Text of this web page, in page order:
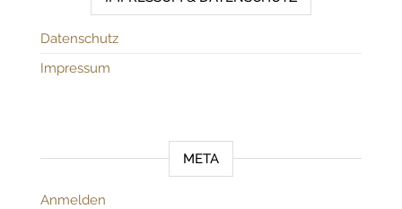
Datenschutz
Impressum
META
Anmelden